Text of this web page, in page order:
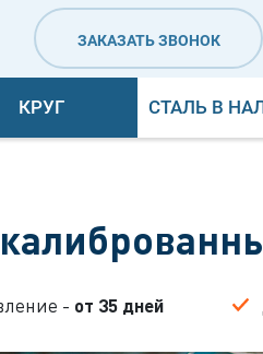
ЗАКАЗАТЬ ЗВОНОК
КРУГ СТАЛЬ В
- от 35 дней